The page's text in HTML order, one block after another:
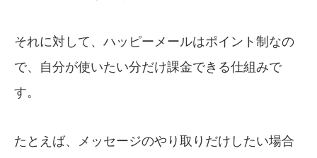
それに対して、ハッピーメールはポイント制なの
で、自分が使いたい分だけ課金できる仕組みで
す。
たとえば、メッセージのやり取りだけしたい場合